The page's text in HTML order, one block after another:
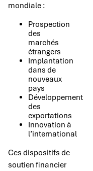
mondiale :
Prospection
des
marchés
étrangers
Implantation
dans de
nouveaux
pays
Développement
des
exportations
Innovation à
l’international
Ces dispositifs de
soutien financier